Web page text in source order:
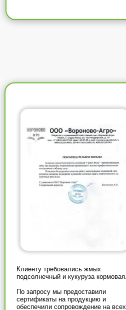
Клиенту требовались жмых
подсолнечный и кукуруза кормовая.
По запросу мы предоставили
сертификаты на продукцию и
обеспечили сопровождение на всех